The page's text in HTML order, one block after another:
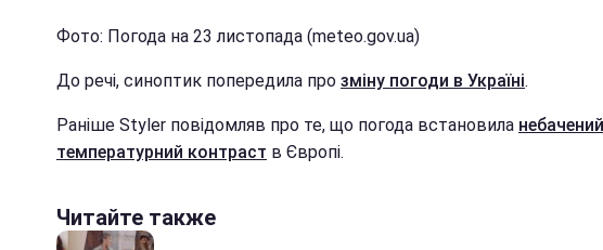
Фото: Погода на 23 листопада (meteo.gov.ua)
До речі, синоптик попередила про зміну погоди в Україні.
Раніше Styler повідомляв про те, що погода встановила небачений
температурний контраст в Європі.
Читайте также